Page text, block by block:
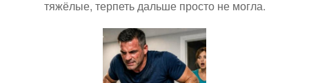
тяжёлые, терпеть дальше просто не могла.